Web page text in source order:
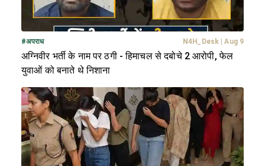
#अपराध N4H_Desk | Aug 9
अग्निवीर भर्ती के नाम पर ठगी - हिमाचल से दबोचे 2 आरोपी, फेल
युवाओं को बनाते थे निशाना